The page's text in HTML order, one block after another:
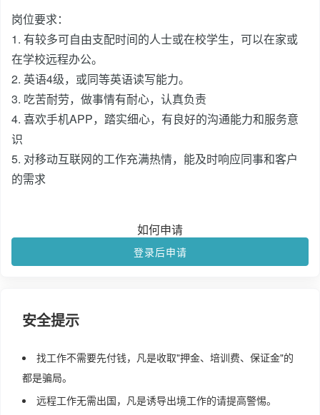
岗位要求：
1. 有较多可自由支配时间的人士或在校学生，可以在家或
在学校远程办公。
2. 英语4级，或同等英语读写能力。
3. 吃苦耐劳，做事情有耐心，认真负责
4. 喜欢手机APP，踏实细心，有良好的沟通能力和服务意
识
5. 对移动互联网的工作充满热情，能及时响应同事和客户
的需求
如何申请
登录后申请
安全提示
找工作不需要先付钱，凡是收取"押金、培训费、保证金"的
都是骗局。
远程工作无需出国，凡是诱导出境工作的请提高警惕。